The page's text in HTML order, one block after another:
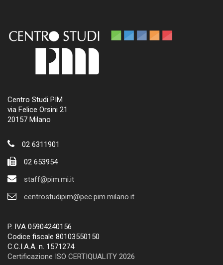
Centro Studi PIM
via Felice Orsini 21
20157 Milano
02 6311901
02 653954
staff@pim.mi.it
centrostudipim@pec.pim.milano.it
P. IVA 05904240156
Codice fiscale 80103550150
C.C.I.A.A. n. 1571274
Certificazione ISO CERTIQUALITY 2026